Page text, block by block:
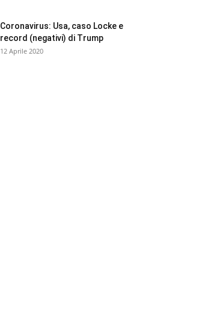
Coronavirus: Usa, caso Locke e
record (negativi) di Trump
12 Aprile 2020